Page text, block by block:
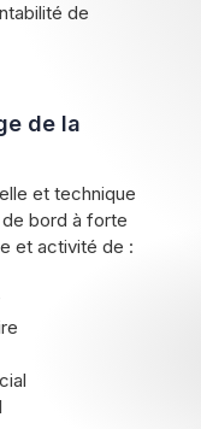
de
de la
et technique
bord à forte
et activité de :